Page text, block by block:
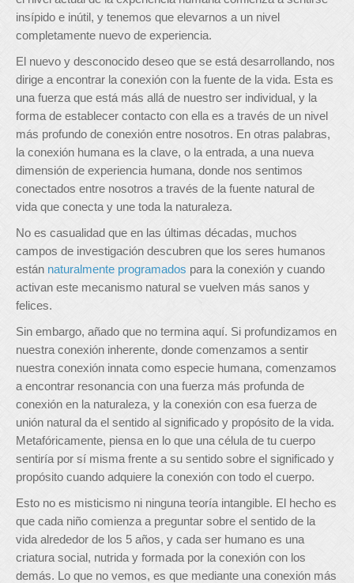
insípido e inútil, y tenemos que elevarnos a un nivel
completamente nuevo de experiencia.
El nuevo y desconocido deseo que se está desarrollando, nos
dirige a encontrar la conexión con la fuente de la vida. Esta es
una fuerza que está más allá de nuestro ser individual, y la
forma de establecer contacto con ella es a través de un nivel
más profundo de conexión entre nosotros. En otras palabras,
la conexión humana es la clave, o la entrada, a una nueva
dimensión de experiencia humana, donde nos sentimos
conectados entre nosotros a través de la fuente natural de
vida que conecta y une toda la naturaleza.
No es casualidad que en las últimas décadas, muchos
campos de investigación descubren que los seres humanos
están naturalmente programados para la conexión y cuando
activan este mecanismo natural se vuelven más sanos y
felices.
Sin embargo, añado que no termina aquí. Si profundizamos en
nuestra conexión inherente, donde comenzamos a sentir
nuestra conexión innata como especie humana, comenzamos
a encontrar resonancia con una fuerza más profunda de
conexión en la naturaleza, y la conexión con esa fuerza de
unión natural da el sentido al significado y propósito de la vida.
Metafóricamente, piensa en lo que una célula de tu cuerpo
sentiría por sí misma frente a su sentido sobre el significado y
propósito cuando adquiere la conexión con todo el cuerpo.
Esto no es misticismo ni ninguna teoría intangible. El hecho es
que cada niño comienza a preguntar sobre el sentido de la
vida alrededor de los 5 años, y cada ser humano es una
criatura social, nutrida y formada por la conexión con los
demás. Lo que no vemos, es que mediante una conexión más